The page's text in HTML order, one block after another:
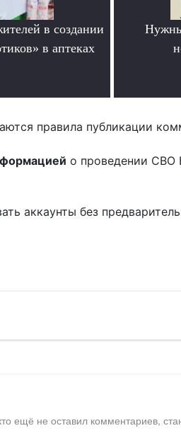
в создании
в аптеках
правила публикации
о проведении СВО
аккаунты без
ещё не оставил комментариев,